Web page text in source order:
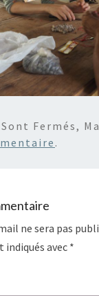
Fermés,
.
ne sera pas
avec *